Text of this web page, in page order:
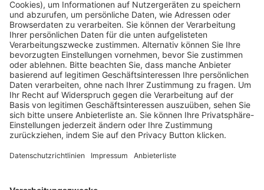
Pässe und Vereinswechsel
Trainerausbildung
Schulungsangebot Vereinsmitarbeiter
BFV-Geschäftsstellen
Trainerbörse
Login SpielPlus
FOLGE DEM BFV